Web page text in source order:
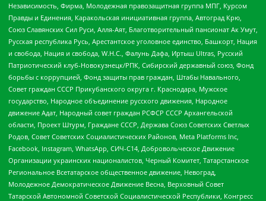
Независимость, Фирма, Молодежная правозащитная группа МПГ, Курсом
Правды и Единения, Каракольская инициативная группа, Автоград Крю,
Союз Славянских Сил Руси, Алля-Аят, Благотворительный пансионат Ак Умут,
Русская республика Русь, Арестантское уголовное единство, Башкорт, Нация
и свобода, Нация и свобода, W.H.С., Фалунь Дафа, Иртыш Ultras, Русский
Патриотический клуб-Новокузнецк/РПК, Сибирский державный союз, Фонд
борьбы с коррупцией, Фонд защиты прав граждан, Штабы Навального,
Совет граждан СССР Прикубанского округа г. Краснодара, Мужское
государство, Народное объединение русского движения, Народное
движение Адат, Народный совет граждан РСФСР СССР Архангельской
области, Проект Штурм, Граждане СССР, Держава Союз Советских Светлых
Родов, Совет Советских Социалистических Районов, Meta Platforms Inc,
Facebook, Instagram, WhatsApp, СИЧ-С14, Добровольческое Движение
Организации украинских националистов, Черный Комитет, Татарстанское
Региональное Всетатарское общественное движение, Невоград,
Молодежное Демократическое Движение Весна, Верховный Совет
Татарской Автономной Советской Социалистической Республики, Конгресс